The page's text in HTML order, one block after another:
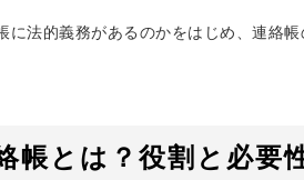
に法的義務があるのかをはじめ、連絡
帳とは？役割と必要